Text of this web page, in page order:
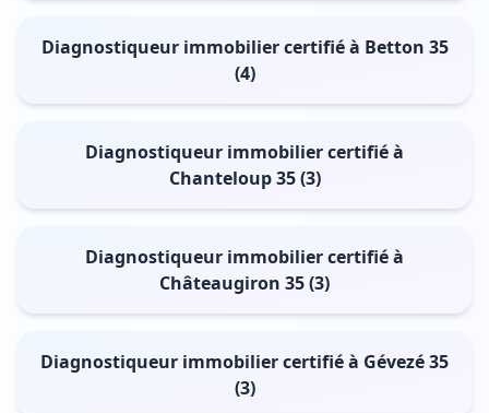
Diagnostiqueur immobilier certifié à Betton 35
(4)
Diagnostiqueur immobilier certifié à
Chanteloup 35 (3)
Diagnostiqueur immobilier certifié à
Châteaugiron 35 (3)
Diagnostiqueur immobilier certifié à Gévezé 35
(3)